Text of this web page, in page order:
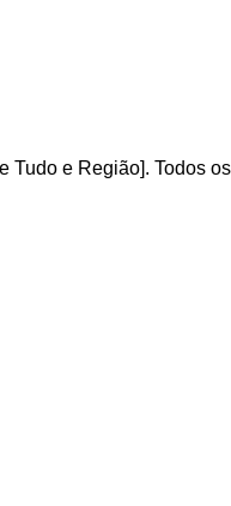
Tudo e Região]. Todos